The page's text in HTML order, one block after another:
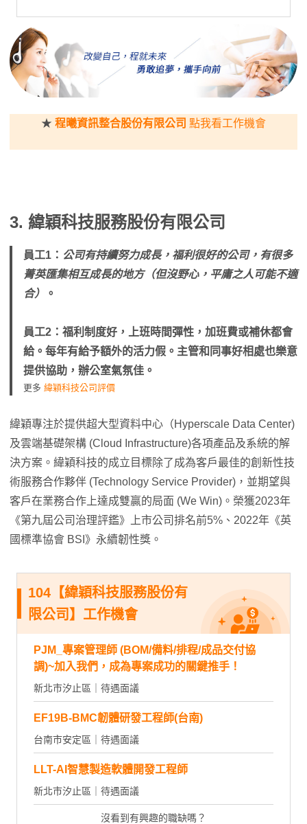
★ 程曦資訊整合股份有限公司 點我看工作機會
3. 緯穎科技服務股份有限公司
員工1： 公司有持續努力成長，福利很好的公司，有很多
菁英匯集相互成長的地方（但沒野心，平庸之人可能不適
合）
。
員工2：福利制度好，上班時間彈性，加班費或補休都會
給。每年有給予額外的活力假。主管和同事好相處也樂意
提供協助，辦公室氣氛佳。
更多 緯穎科技公司評價
緯穎專注於提供超大型資料中心（Hyperscale Data Center)
及雲端基礎架構 (Cloud Infrastructure)各項產品及系統的解
決方案。緯穎科技的成立目標除了成為客戶最佳的創新性技
術服務合作夥伴 (Technology Service Provider)，並期望與
客戶在業務合作上達成雙贏的局面 (We Win)。榮獲2023年
《第九屆公司治理評鑑》上市公司排名前5%、2022年《英
國標準協會 BSI》永續韌性獎。
104【緯穎科技服務股份有
限公司】工作機會
PJM_專案管理師 (BOM/備料/排程/成品交付協
調)~加入我們，成為專案成功的關鍵推手！
新北市汐止區｜待遇面議
EF19B-BMC韌體研發工程師(台南)
台南市安定區｜待遇面議
LLT-AI智慧製造軟體開發工程師
新北市汐止區｜待遇面議
沒看到有興趣的職缺嗎？